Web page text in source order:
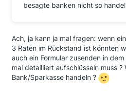
besagte banken nicht so
Ach, ja kann ja mal fragen: wenn
3 Raten im Rückstand ist könnten
auch ein Formular zusenden in
mal detailliert aufschlüsseln muss ?
Bank/Sparkasse handeln ?